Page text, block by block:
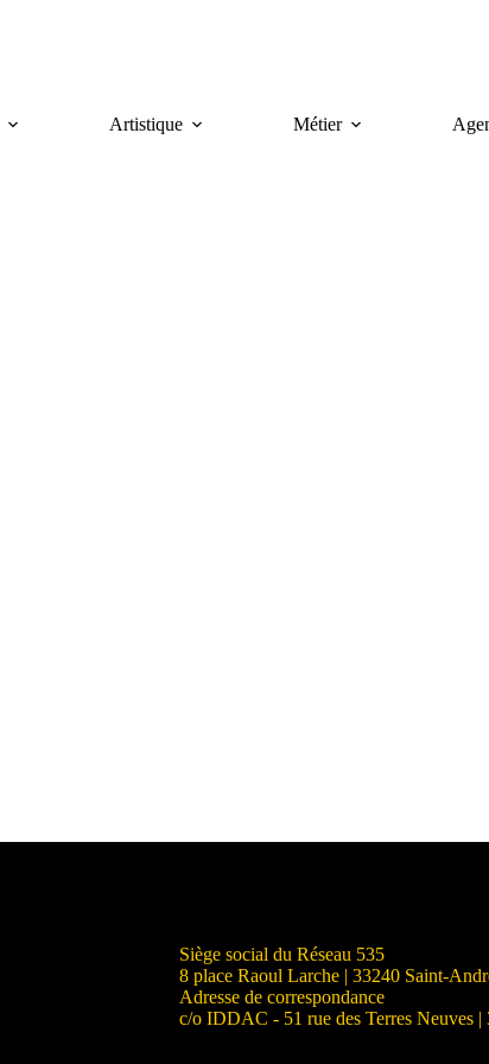
Artistique Métier
Siège social du Réseau 535
8 place Raoul Larche | 33240 Saint-
Adresse de correspondance
c/o IDDAC - 51 rue des Terres Neuves |